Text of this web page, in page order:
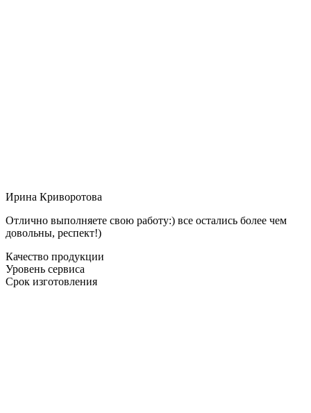
Ирина Криворотова
Отлично выполняете свою работу:) все остались более чем
довольны, респект!)
Качество продукции
Уровень сервиса
Срок изготовления